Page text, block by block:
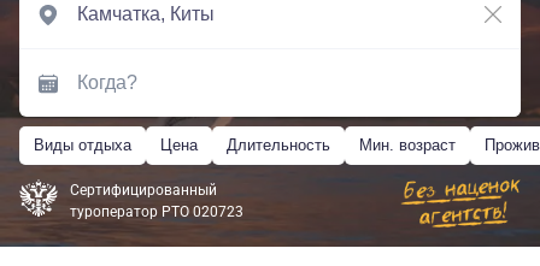
Виды отдыха Цена Длительность Мин. возраст
Сертифицированный
туроператор РТО 020723